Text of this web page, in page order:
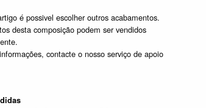
é possivel escolher outros acabamentos.
desta composição podem ser vendidos
contacte o nosso serviço de apoio